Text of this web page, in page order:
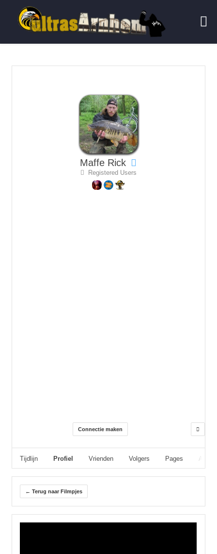
Maffe Rick
Registered Users
Connectie maken
Tijdlijn Profiel Vrienden Volgers Pages
← Terug naar Filmpjes